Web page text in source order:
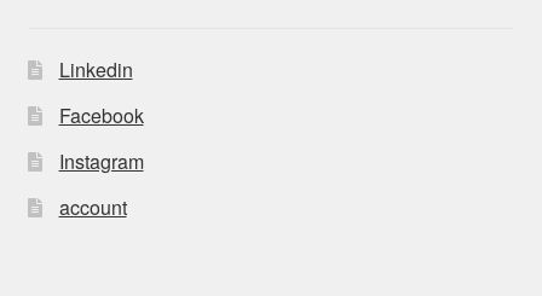
Linkedin
Facebook
Instagram
account